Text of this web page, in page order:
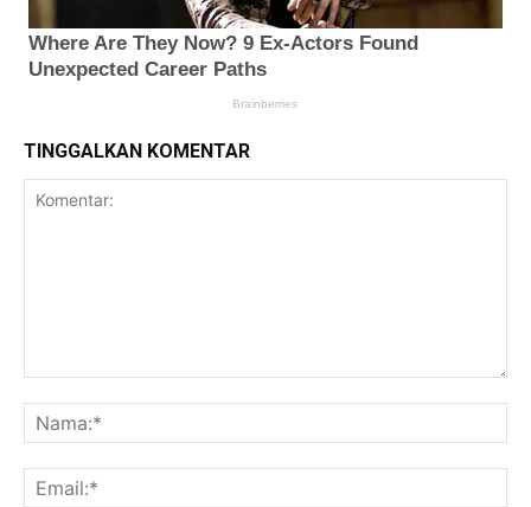
TINGGALKAN KOMENTAR